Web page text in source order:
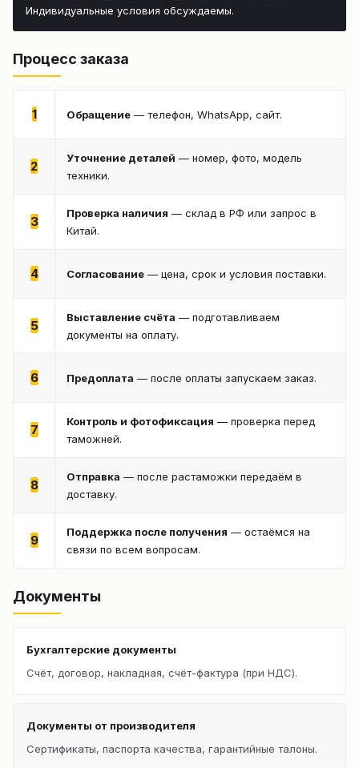
Индивидуальные условия обсуждаемы.
Процесс заказа
1 Обращение — телефон, WhatsApp, сайт.
2
Уточнение деталей — номер, фото, модель
техники.
3
Проверка наличия — склад в РФ или запрос в
Китай.
4 Согласование — цена, срок и условия поставки.
5
Выставление счёта — подготавливаем
документы на оплату.
6 Предоплата — после оплаты запускаем заказ.
7
Контроль и фотофиксация — проверка перед
таможней.
8
Отправка — после растаможки передаём в
доставку.
9
Поддержка после получения — остаёмся на
связи по всем вопросам.
Документы
Бухгалтерские документы
Счёт, договор, накладная, счёт-фактура (при НДС).
Документы от производителя
Сертификаты, паспорта качества, гарантийные талоны.